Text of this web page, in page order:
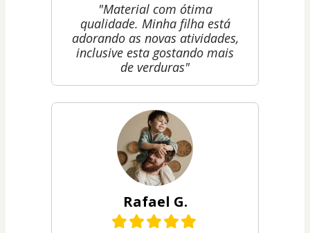
"Material com ótima
qualidade. Minha filha está
adorando as novas atividades,
inclusive esta gostando mais
de verduras"
Rafael G.